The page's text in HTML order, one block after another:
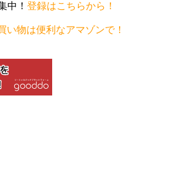
中！登録はこちらから！
い物は便利なアマゾンで！